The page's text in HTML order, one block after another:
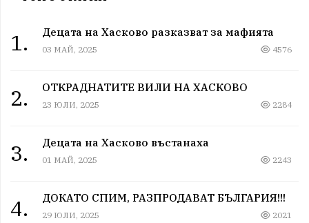
1. Децата на Хасково разказват за мафията
03 МАЙ, 2025 4576
2. ОТКРАДНАТИТЕ ВИЛИ НА ХАСКОВО
23 ЮЛИ, 2025 2284
3. Децата на Хасково въстанаха
01 МАЙ, 2025 2243
4. ДОКАТО СПИМ, РАЗПРОДАВАТ БЪЛГАРИЯ!!!
29 ЮЛИ, 2025 2021